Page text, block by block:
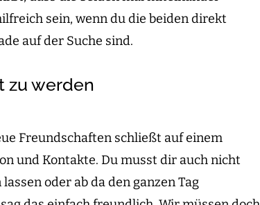
sein, wenn du die beiden direkt
auf der Suche sind.
zu werden
Freundschaften schließt auf einem
und Kontakte. Du musst dir auch nicht
oder ab da den ganzen Tag